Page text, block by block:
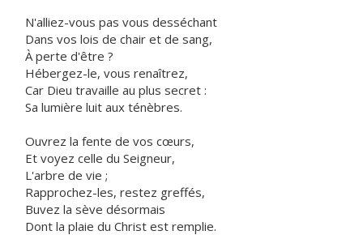
N'alliez-vous pas vous desséchant
Dans vos lois de chair et de sang,
À perte d'être ?
Hébergez-le, vous renaîtrez,
Car Dieu travaille au plus secret :
Sa lumière luit aux ténèbres.
Ouvrez la fente de vos cœurs,
Et voyez celle du Seigneur,
L'arbre de vie ;
Rapprochez-les, restez greffés,
Buvez la sève désormais
Dont la plaie du Christ est remplie.